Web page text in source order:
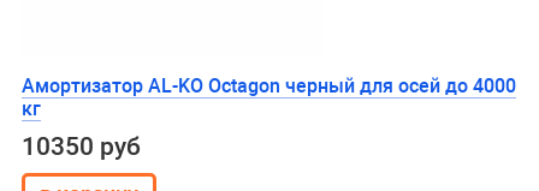
Амортизатор AL-KO Octagon черный для осей до 4000
кг
10350 руб